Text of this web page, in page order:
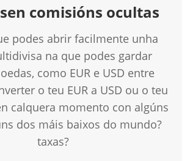
comisións ocultas
podes abrir facilmente unha
na que podes gardar
como EUR e USD entre
o teu EUR a USD ou o teu
calquera momento con algúns
dos máis baixos do mundo?
taxas?